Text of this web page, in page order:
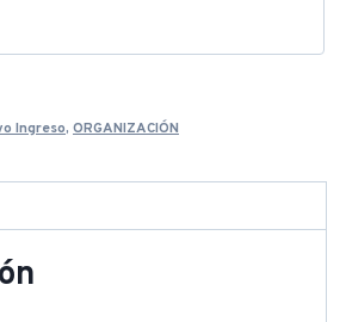
Ingreso, ORGANIZACIÓN